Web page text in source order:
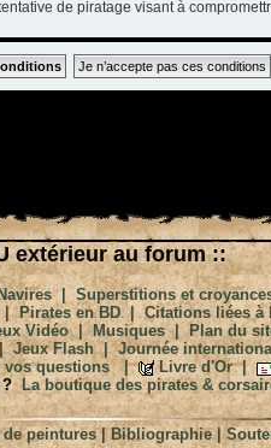
de piratage visant à
extérieur au forum ::
|Superstitions et
Pirates en BD|Citations liées à
Vidéo|Musiques|Plan du
Jeux Flash|Journée
vos questions| Livre d'Or|
La boutique des pirates &
de peintures|Bibliographie|